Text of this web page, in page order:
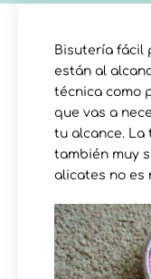
Bisutería fácil
están al
técnica como
que vas a
tu alcance. La
también muy
alicates no es